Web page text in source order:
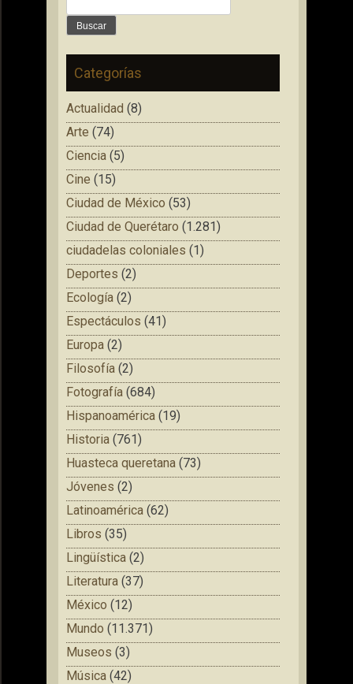
Categorías
Actualidad (8)
Arte (74)
Ciencia (5)
Cine (15)
Ciudad de México (53)
Ciudad de Querétaro (1.281)
ciudadelas coloniales (1)
Deportes (2)
Ecología (2)
Espectáculos (41)
Europa (2)
Filosofía (2)
Fotografía (684)
Hispanoamérica (19)
Historia (761)
Huasteca queretana (73)
Jóvenes (2)
Latinoamérica (62)
Libros (35)
Lingüística (2)
Literatura (37)
México (12)
Mundo (11.371)
Museos (3)
Música (42)